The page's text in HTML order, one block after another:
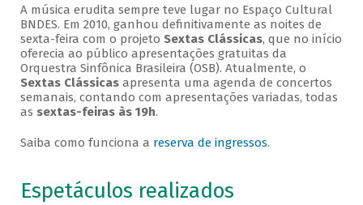
A música erudita sempre teve lugar no Espaço Cultural
BNDES. Em 2010, ganhou definitivamente as noites de
sexta-feira com o projeto Sextas Clássicas, que no início
oferecia ao público apresentações gratuitas da
Orquestra Sinfônica Brasileira (OSB). Atualmente, o
Sextas Clássicasapresenta uma agenda de concertos
semanais, contando com apresentações variadas, todas
as sextas-feiras às 19h.
Saiba como funciona a reserva de ingressos.
Espetáculos realizados